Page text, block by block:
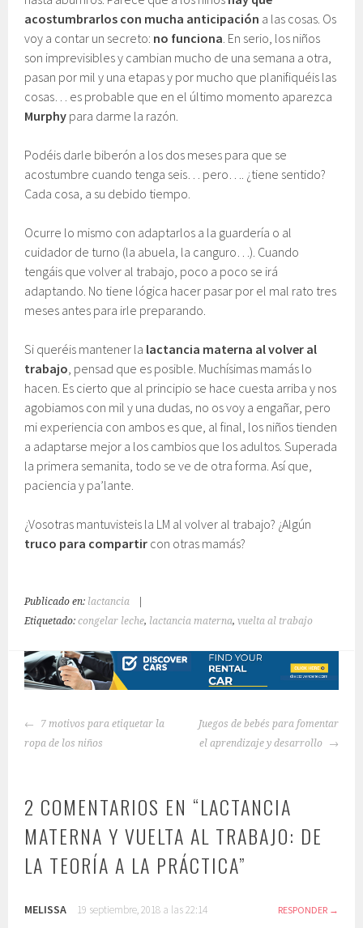
acostumbrarlos con mucha anticipación a las cosas. Os
voy a contar un secreto: no funciona. En serio, los niños
son imprevisibles y cambian mucho de una semana a otra,
pasan por mil y una etapas y por mucho que planifiquéis las
cosas… es probable que en el último momento aparezca
Murphy para darme la razón.
Podéis darle biberón a los dos meses para que se
acostumbre cuando tenga seis… pero…. ¿tiene sentido?
Cada cosa, a su debido tiempo.
Ocurre lo mismo con adaptarlos a la guardería o al
cuidador de turno (la abuela, la canguro…). Cuando
tengáis que volver al trabajo, poco a poco se irá
adaptando. No tiene lógica hacer pasar por el mal rato tres
meses antes para irle preparando.
Si queréis mantener la lactancia materna al volver al
trabajo, pensad que es posible. Muchísimas mamás lo
hacen. Es cierto que al principio se hace cuesta arriba y nos
agobiamos con mil y una dudas, no os voy a engañar, pero
mi experiencia con ambos es que, al final, los niños tienden
a adaptarse mejor a los cambios que los adultos. Superada
la primera semanita, todo se ve de otra forma. Así que,
paciencia y pa’lante.
¿Vosotras mantuvisteis la LM al volver al trabajo? ¿Algún
truco para compartir con otras mamás?
Publicado en: lactancia
Etiquetado:congelar leche, lactancia materna,vuelta al trabajo
NAVEGACIÓN
DE
7 motivos para etiquetar la
ropa de los niños
Juegos de bebés para fomentar
el aprendizaje y desarrollo
2 COMENTARIOS EN “LACTANCIA
MATERNA Y VUELTA AL TRABAJO: DE
LA TEORÍA A LA PRÁCTICA”
MELISSA 19 septiembre, 2018 a las 22:14 RESPONDER